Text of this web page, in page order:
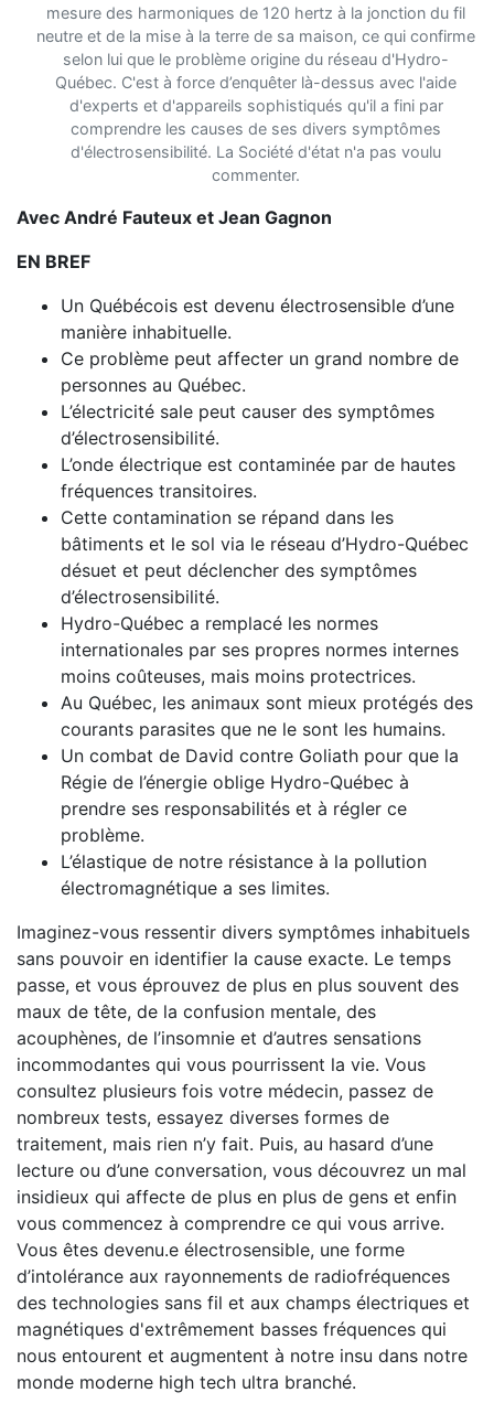
mesure des harmoniques de 120 hertz à la jonction du fil
neutre et de la mise à la terre de sa maison, ce qui confirme
selon lui que le problème origine du réseau d'Hydro-
Québec. C'est à force d’enquêter là-dessus avec l'aide
d'experts et d'appareils sophistiqués qu'il a fini par
comprendre les causes de ses divers symptômes
d'électrosensibilité. La Société d'état n'a pas voulu
commenter.
Avec André Fauteux et Jean Gagnon
EN BREF
Un Québécois est devenu électrosensible d’une
manière inhabituelle.
Ce problème peut affecter un grand nombre de
personnes au Québec.
L’électricité sale peut causer des symptômes
d’électrosensibilité.
L’onde électrique est contaminée par de hautes
fréquences transitoires.
Cette contamination se répand dans les
bâtiments et le sol via le réseau d’Hydro-Québec
désuet et peut déclencher des symptômes
d’électrosensibilité.
Hydro-Québec a remplacé les normes
internationales par ses propres normes internes
moins coûteuses, mais moins protectrices.
Au Québec, les animaux sont mieux protégés des
courants parasites que ne le sont les humains.
Un combat de David contre Goliath pour que la
Régie de l’énergie oblige Hydro-Québec à
prendre ses responsabilités et à régler ce
problème.
L’élastique de notre résistance à la pollution
électromagnétique a ses limites.
Imaginez-vous ressentir divers symptômes inhabituels
sans pouvoir en identifier la cause exacte. Le temps
passe, et vous éprouvez de plus en plus souvent des
maux de tête, de la confusion mentale, des
acouphènes, de l’insomnie et d’autres sensations
incommodantes qui vous pourrissent la vie. Vous
consultez plusieurs fois votre médecin, passez de
nombreux tests, essayez diverses formes de
traitement, mais rien n’y fait. Puis, au hasard d’une
lecture ou d’une conversation, vous découvrez un mal
insidieux qui affecte de plus en plus de gens et enfin
vous commencez à comprendre ce qui vous arrive.
Vous êtes devenu.e électrosensible, une forme
d’intolérance aux rayonnements de radiofréquences
des technologies sans fil et aux champs électriques et
magnétiques d'extrêmement basses fréquences qui
nous entourent et augmentent à notre insu dans notre
monde moderne high tech ultra branché.